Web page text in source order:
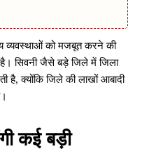
व्यवस्थाओं को मजबूत करने की
है। सिवनी जैसे बड़े जिले में जिला
है, क्योंकि जिले की लाखों आबादी
कई बड़ी